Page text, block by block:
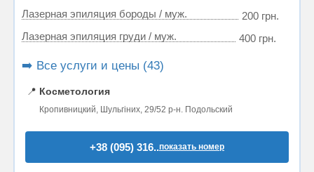
Лазерная эпиляция бороды / муж.
200 грн.
Лазерная эпиляция груди / муж.
400 грн.
➡️ Все услуги и цены (43)
📍 Косметология
Кропивницкий, Шульгіних, 29/52 р-н. Подольский
+38 (095) 316..показать номер